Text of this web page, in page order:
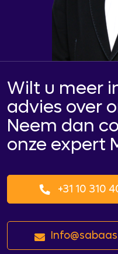
Wilt u meer
advies over
Neem dan
onze expert
+31 10 310